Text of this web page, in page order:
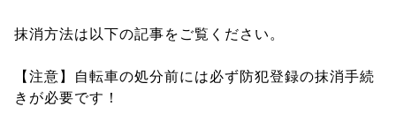
抹消方法は以下の記事をご覧ください。
【注意】自転車の処分前には必ず防犯登録の抹消手続
きが必要です！